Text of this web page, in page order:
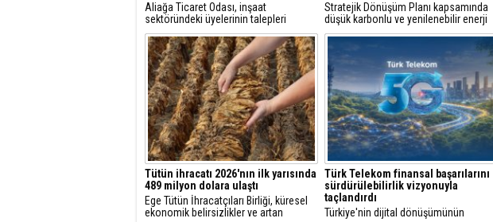
Aliağa Ticaret Odası, inşaat
sektöründeki üyelerinin talepleri
üzerine GDZ Elektrik Dağıtım
yetkilileriyle toplantı düzenledi.
Görüşmede sayaç panosu ve enerji
odası düzenlemeleriyle ilgili yeni
şartlar ve başvuru süreçleri
değerlendirildi.
Stratejik Dönüşüm Planı kapsamında
düşük karbonlu ve yenilenebilir enerji
çözümlerine odaklanan Tüpraş, temiz
hidrojen teknolojileri alanında yenilikçi
projelere öncülük ediyor.
Tütün ihracatı 2026'nın ilk yarısında
489 milyon dolara ulaştı
Ege Tütün İhracatçıları Birliği, küresel
ekonomik belirsizlikler ve artan
Türk Telekom finansal başarılarını
sürdürülebilirlik vizyonuyla
taçlandırdı
Türkiye'nin dijital dönüşümünün